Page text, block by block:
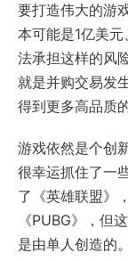
要打造伟大的游
本可能是1亿美
法承担这样的风
就是并购交易发
得到更多高品质
游戏依然是个创
很幸运抓住了一
了《英雄联盟》
《PUBG》，但
是由单人创造的。